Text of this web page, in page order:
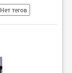
Нет тегов